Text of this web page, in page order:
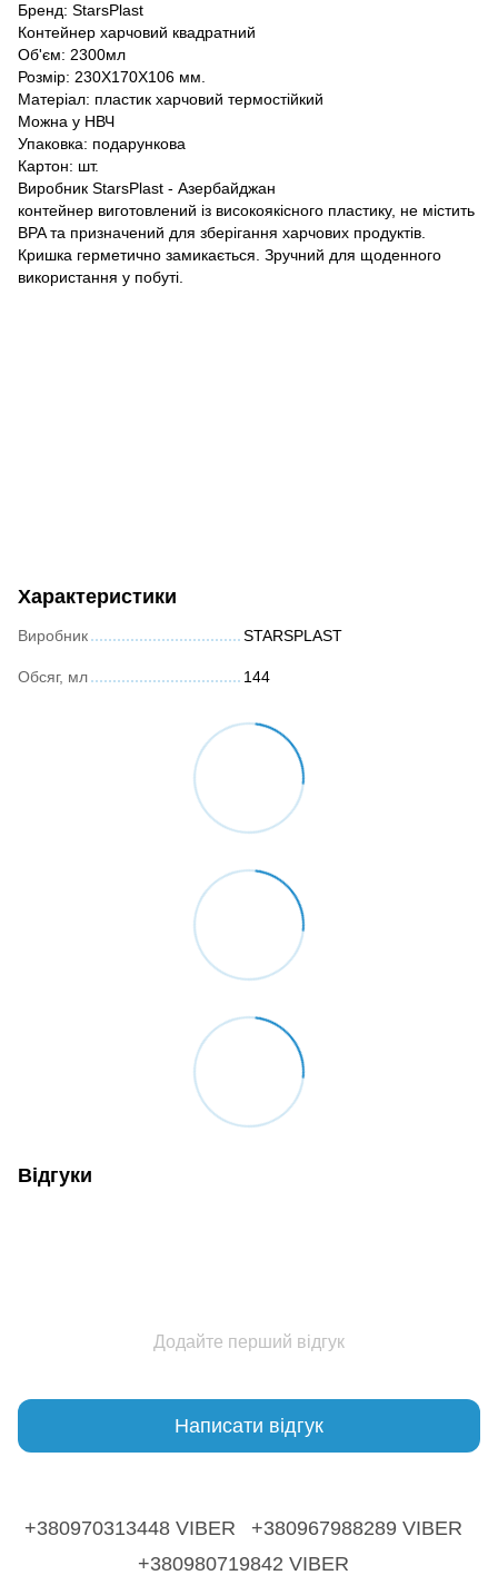
Бренд: StarsPlast
Контейнер харчовий квадратний
Об'єм: 2300мл
Розмір: 230X170X106 мм.
Матеріал: пластик харчовий термостійкий
Можна у НВЧ
Упаковка: подарункова
Картон: шт.
Виробник StarsPlast - Азербайджан
контейнер виготовлений із високоякісного пластику, не містить
BPA та призначений для зберігання харчових продуктів.
Кришка герметично замикається. Зручний для щоденного
використання у побуті.
Характеристики
Виробник STARSPLAST
Обсяг, мл 144
Відгуки
Додайте перший відгук
Написати відгук
+380970313448 VIBER
+380967988289 VIBER
+380980719842 VIBER